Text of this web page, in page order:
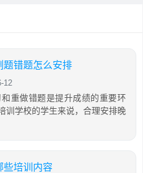
题错题怎么安排
12
重做错题是提升成绩的重要环
训学校的学生来说，合理安排晚
些培训内容